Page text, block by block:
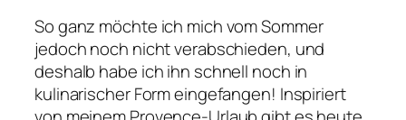
So ganz möchte ich mich vom Sommer
jedoch noch nicht verabschieden, und
deshalb habe ich ihn schnell noch in
kulinarischer Form eingefangen! Inspiriert